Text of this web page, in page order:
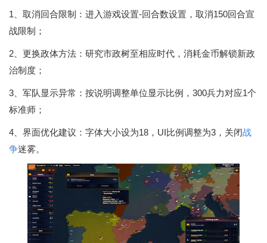
1、取消回合限制：进入游戏设置-回合数设置，取消150回合宣
战限制；
2、更换政体方法：研究市政树至相应时代，消耗金币解锁新政
治制度；
3、军队显示异常：按说明调整单位显示比例，300兵力对应1个
标准师；
4、界面优化建议：字体大小设为18，UI比例调整为3，关闭战
争迷雾。